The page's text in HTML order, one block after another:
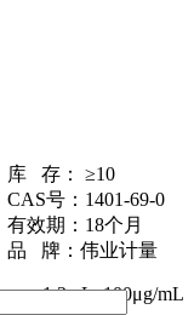
库 存：
≥10
CAS号： 1401-69-0
有效期： 18个月
品 牌： 伟业计量
1.2mL,100μg/mL